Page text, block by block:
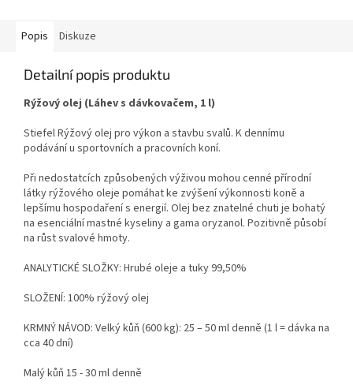
Popis Diskuze
Detailní popis produktu
Rýžový olej (Láhev s dávkovačem, 1 l)
Stiefel Rýžový olej pro výkon a stavbu svalů. K dennímu
podávání u sportovních a pracovních koní.
Při nedostatcích způsobených výživou mohou cenné přírodní
látky rýžového oleje pomáhat ke zvýšení výkonnosti koně a
lepšímu hospodaření s energií. Olej bez znatelné chuti je bohatý
na esenciální mastné kyseliny a gama oryzanol. Pozitivně působí
na růst svalové hmoty.
ANALYTICKÉ SLOŽKY: Hrubé oleje a tuky 99,50%
SLOŽENÍ: 100% rýžový olej
KRMNÝ NÁVOD: Velký kůň (600 kg): 25 – 50 ml denně (1 l = dávka na
cca 40 dní)
Malý kůň 15 - 30 ml denně